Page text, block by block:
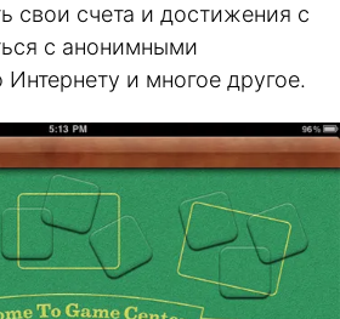
свои счета и достижения с
с анонимными
и многое другое.